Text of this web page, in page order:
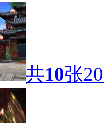
共10张